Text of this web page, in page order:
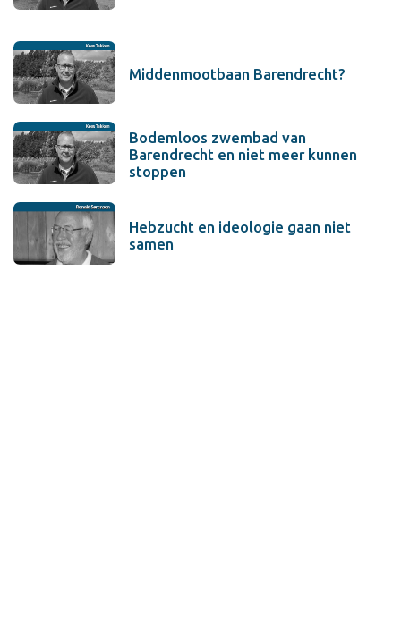
Middenmootbaan Barendrecht?
Bodemloos zwembad van
Barendrecht en niet meer kunnen
stoppen
Hebzucht en ideologie gaan niet
samen